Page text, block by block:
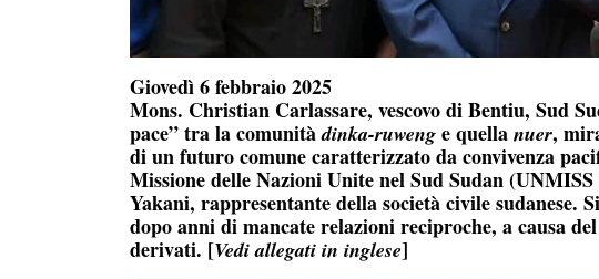
Giovedì 6 febbraio 2025
Mons. Christian Carlassare, vescovo di Bentiu, Sud
pace” tra la comunitàdinka-ruweng e quella nuer,
di un futuro comune caratterizzato da convivenza
Missione delle Nazioni Unite nel Sud Sudan
Yakani, rappresentante della società civile sudanese.
dopo anni di mancate relazioni reciproche, a causa
derivati. [Vedi allegati in inglese]